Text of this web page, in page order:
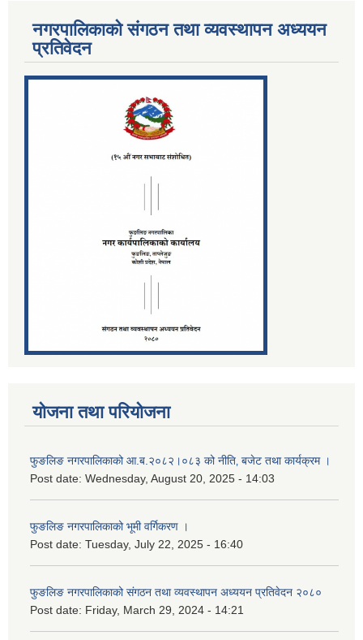
नगरपालिकाको संगठन तथा व्यवस्थापन अध्ययन
प्रतिवेदन
योजना तथा परियोजना
फुङलिङ नगरपालिकाको आ.ब.२०८२।०८३ को नीति‚ बजेट तथा कार्यक्रम ।
Post date: Wednesday, August 20, 2025 - 14:03
फुङलिङ नगरपालिकाको भूमी वर्गिकरण ।
Post date: Tuesday, July 22, 2025 - 16:40
फुङलिङ नगरपालिकाको संगठन तथा व्यवस्थापन अध्ययन प्रतिवेदन २०८०
Post date: Friday, March 29, 2024 - 14:21